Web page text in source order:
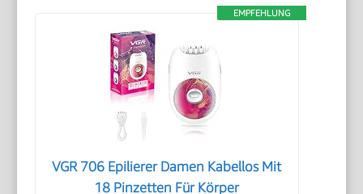
EMPFEHLUNG
VGR 706 Epilierer Damen Kabellos Mit
18 Pinzetten Für Körper